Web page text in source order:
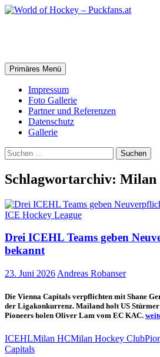
Zum
Suchen
Primäres Menü
Impressum
Foto Gallerie
Partner und Referenzen
Datenschutz
Gallerie
Suchen
nach:
Schlagwortarchiv: Milan
ICE Hockey League
Drei ICEHL Teams geben
bekannt
23. Juni 2026 Andreas Robanser
Die Vienna Capitals verpflichten mit Shane
der Ligakonkurrenz. Mailand holt US
Pioneers holen Oliver Lam vom EC KAC. Drei
ICEHLMilan HCMilan Hockey Club
Capitals